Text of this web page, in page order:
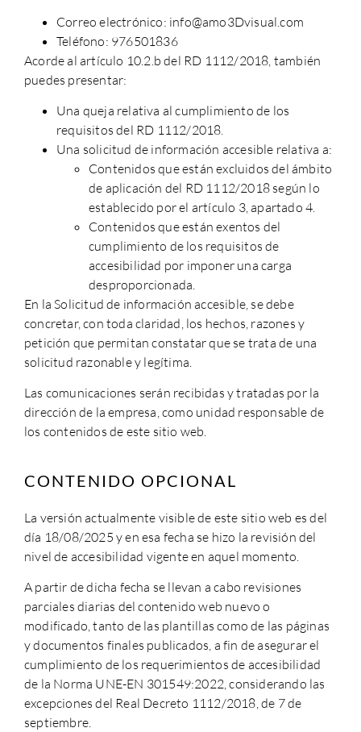
Correo electrónico: info@amo3Dvisual.com
Teléfono: 976501836
Acorde al artículo 10.2.b del RD 1112/2018, también
puedes presentar:
Una queja relativa al cumplimiento de los
requisitos del RD 1112/2018.
Una solicitud de información accesible relativa a:
Contenidos que están excluidos del ámbito
de aplicación del RD 1112/2018 según lo
establecido por el artículo 3, apartado 4.
Contenidos que están exentos del
cumplimiento de los requisitos de
accesibilidad por imponer una carga
desproporcionada.
En la Solicitud de información accesible, se debe
concretar, con toda claridad, los hechos, razones y
petición que permitan constatar que se trata de una
solicitud razonable y legítima.
Las comunicaciones serán recibidas y tratadas por la
dirección de la empresa, como unidad responsable de
los contenidos de este sitio web.
CONTENIDO OPCIONAL
La versión actualmente visible de este sitio web es del
día 18/08/2025 y en esa fecha se hizo la revisión del
nivel de accesibilidad vigente en aquel momento.
A partir de dicha fecha se llevan a cabo revisiones
parciales diarias del contenido web nuevo o
modificado, tanto de las plantillas como de las páginas
y documentos finales publicados, a fin de asegurar el
cumplimiento de los requerimientos de accesibilidad
de la Norma UNE-EN 301549:2022, considerando las
excepciones del Real Decreto 1112/2018, de 7 de
septiembre.